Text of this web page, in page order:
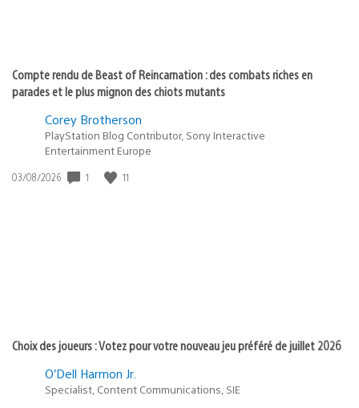
Compte rendu de Beast of Reincarnation : des combats riches en
parades et le plus mignon des chiots mutants
Corey Brotherson
PlayStation Blog Contributor, Sony Interactive
Entertainment Europe
Date
03/08/2026 1 11
Choix des joueurs : Votez pour votre nouveau jeu préféré de juillet 2026
O’Dell Harmon Jr.
Specialist, Content Communications, SIE